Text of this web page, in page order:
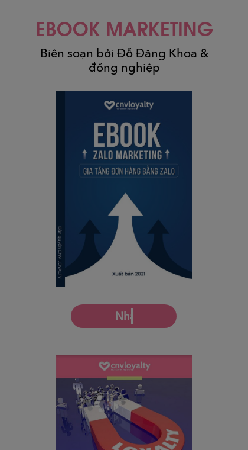
EBOOK MARKETING
Biên soạn bởi Đỗ Đăng Khoa &
đồng nghiệp
Nhận miễn phí